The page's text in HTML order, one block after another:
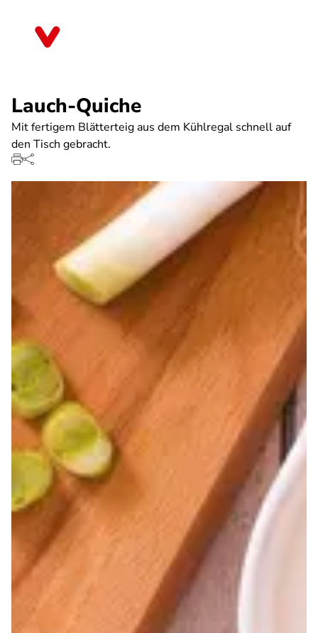
Lauch-Quiche
Mit fertigem Blätterteig aus dem Kühlregal schnell auf
den Tisch gebracht.